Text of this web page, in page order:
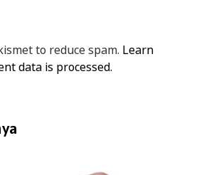
to reduce spam. Learn
data is processed.